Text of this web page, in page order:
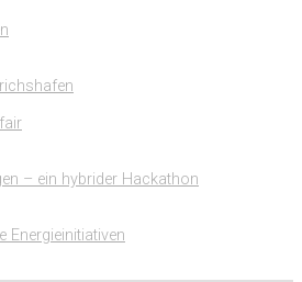
– ein hybrider Hackathon
Energieinitiativen